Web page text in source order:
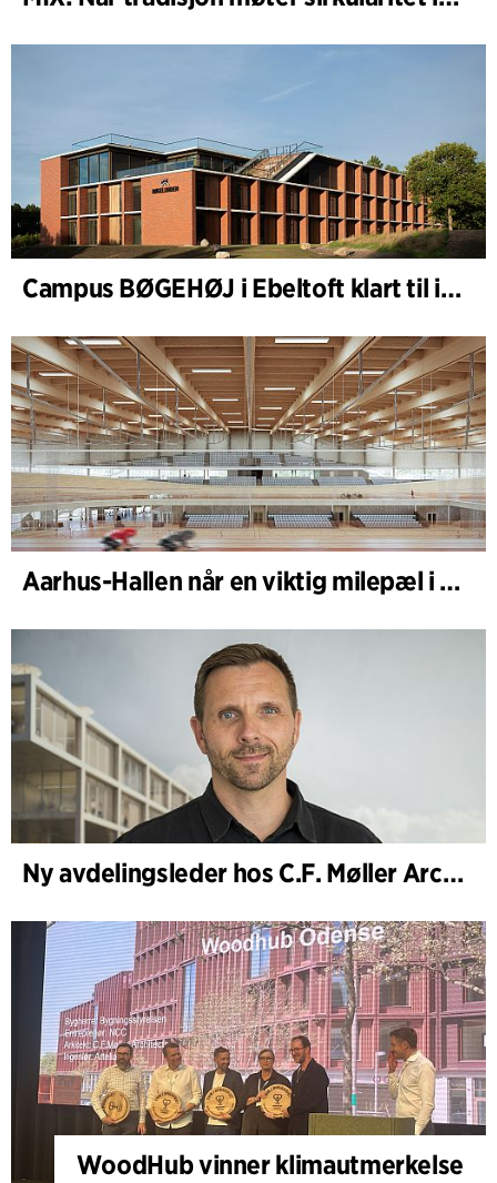
Campus BØGEHØJ i Ebeltoft klart til innvielse: Unik trebygning ferdigstilt
Aarhus-Hallen når en viktig milepæl i den pågående skisseprosessen
Ny avdelingsleder hos C.F. Møller Architects i København
WoodHub vinner klimautmerkelse